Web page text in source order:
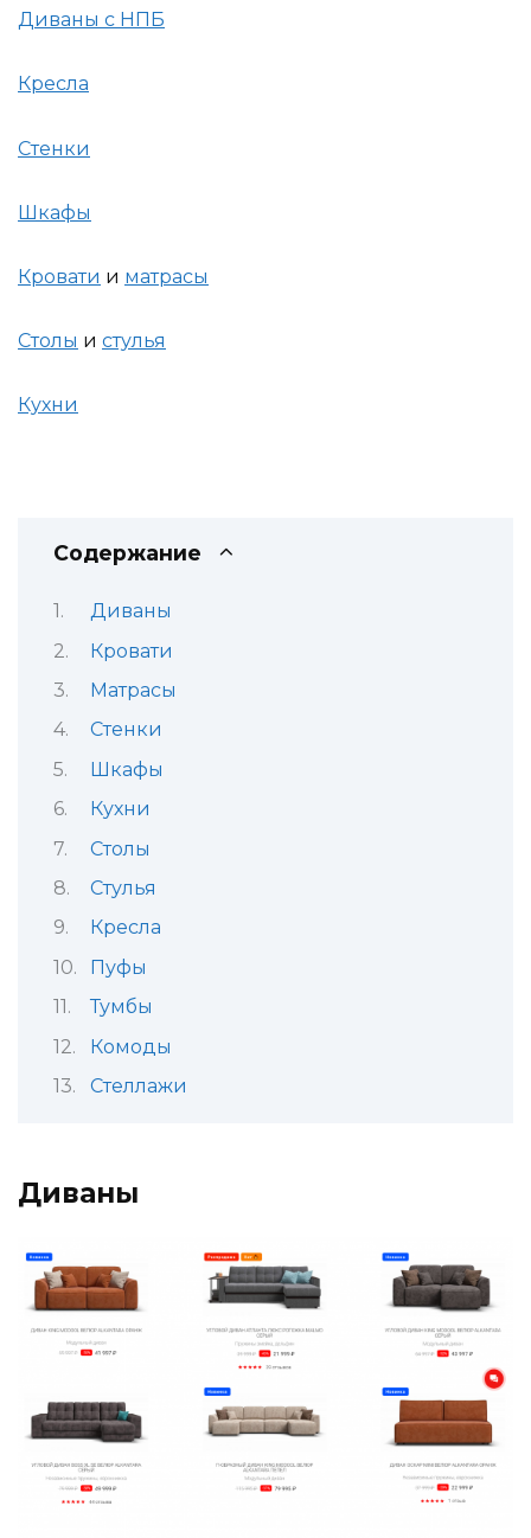
Диваны с НПБ
Кресла
Стенки
Шкафы
Кровати и матрасы
Столы и стулья
Кухни
Содержание
Диваны
Кровати
Матрасы
Стенки
Шкафы
Кухни
Столы
Стулья
Кресла
Пуфы
Тумбы
Комоды
Стеллажи
Диваны